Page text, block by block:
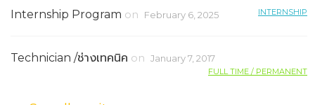
Internship Program on February 6, 2025 INTERNSHIP
Technician /ช่างเทคนิค on January 7, 2017
FULL TIME / PERMANENT